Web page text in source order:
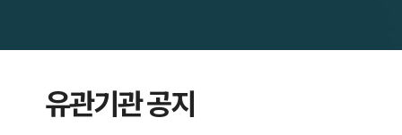
유관기관 공지